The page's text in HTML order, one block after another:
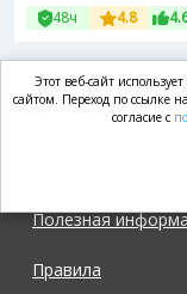
48ч 4.8
Полезная
Правила
Этот веб-сайт
сайтом. Переход по ссылке
согласие с